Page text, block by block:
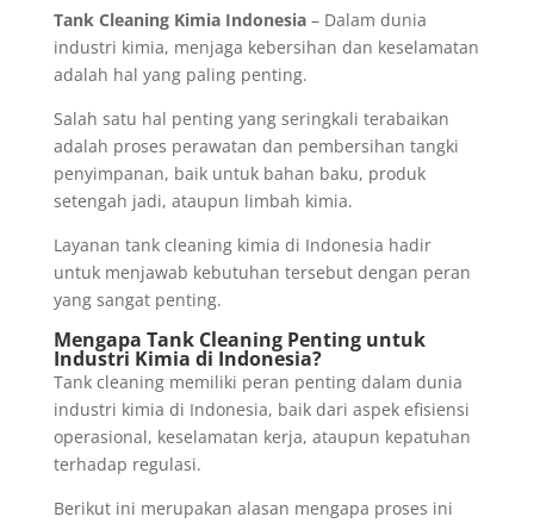
Tank Cleaning Kimia Indonesia– Dalam dunia
industri kimia, menjaga kebersihan dan keselamatan
adalah hal yang paling penting.
Salah satu hal penting yang seringkali terabaikan
adalah proses perawatan dan pembersihan tangki
penyimpanan, baik untuk bahan baku, produk
setengah jadi, ataupun limbah kimia.
Layanan tank cleaning kimia di Indonesia hadir
untuk menjawab kebutuhan tersebut dengan peran
yang sangat penting.
Mengapa Tank Cleaning Penting untuk
Industri Kimia di Indonesia?
Tank cleaning memiliki peran penting dalam dunia
industri kimia di Indonesia, baik dari aspek efisiensi
operasional, keselamatan kerja, ataupun kepatuhan
terhadap regulasi.
Berikut ini merupakan alasan mengapa proses ini